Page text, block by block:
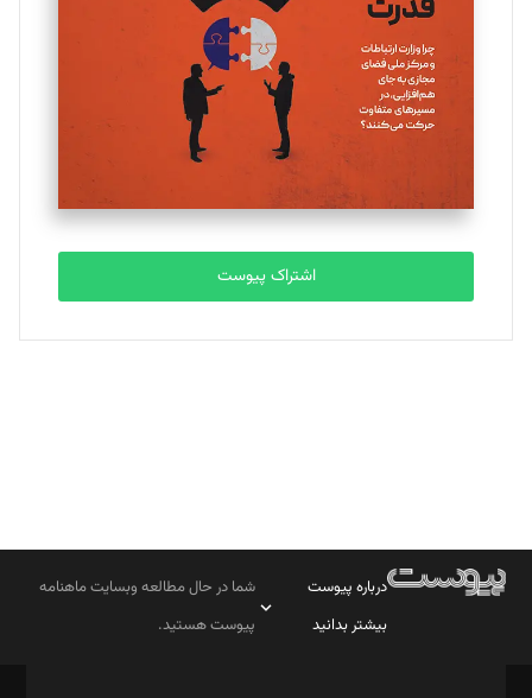
ملینا جعفری
تحریریه
مصطفی مسجدی آرانی
تحریریه
بابک نقاش
تحریریه
اشتراک پیوست
درباره پیوست
بیشتر بدانید
شما در حال مطالعه وبسایت ماهنامه
پیوست هستید.